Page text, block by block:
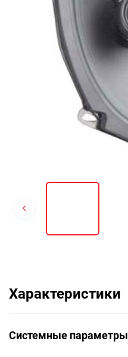
Характеристики
Системные параметры